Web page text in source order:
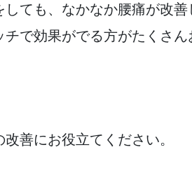
ても、なかなか腰痛が改善
で効果がでる方がたくさ
善にお役立てください。